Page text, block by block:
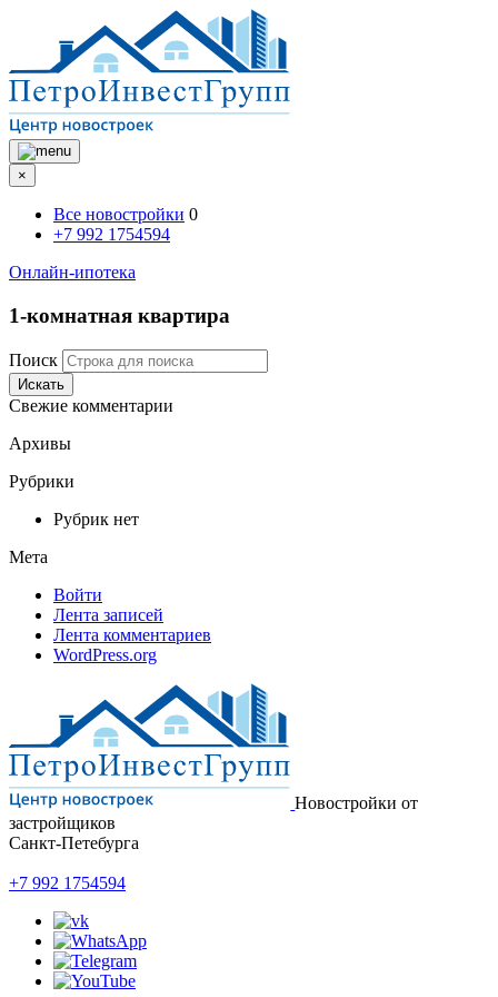
×
Все новостройки 0
+7 992 1754594
Онлайн-ипотека
1-комнатная квартира
Поиск
Искать
Свежие комментарии
Архивы
Рубрики
Рубрик нет
Мета
Войти
Лента записей
Лента комментариев
WordPress.org
Новостройки от
застройщиков
Санкт-Петебурга
+7 992 1754594